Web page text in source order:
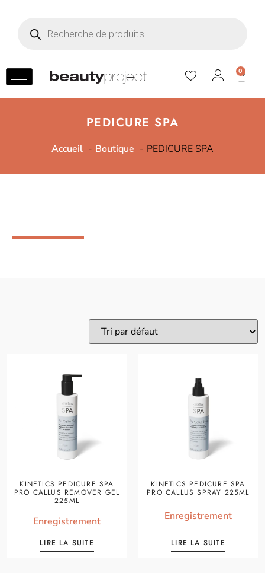
0
PEDICURE SPA
Accueil Boutique PEDICURE SPA
KINETICS PEDICURE SPA
PRO CALLUS REMOVER GEL
225ML
Enregistrement
LIRE LA SUITE
KINETICS PEDICURE SPA
PRO CALLUS SPRAY 225ML
Enregistrement
LIRE LA SUITE